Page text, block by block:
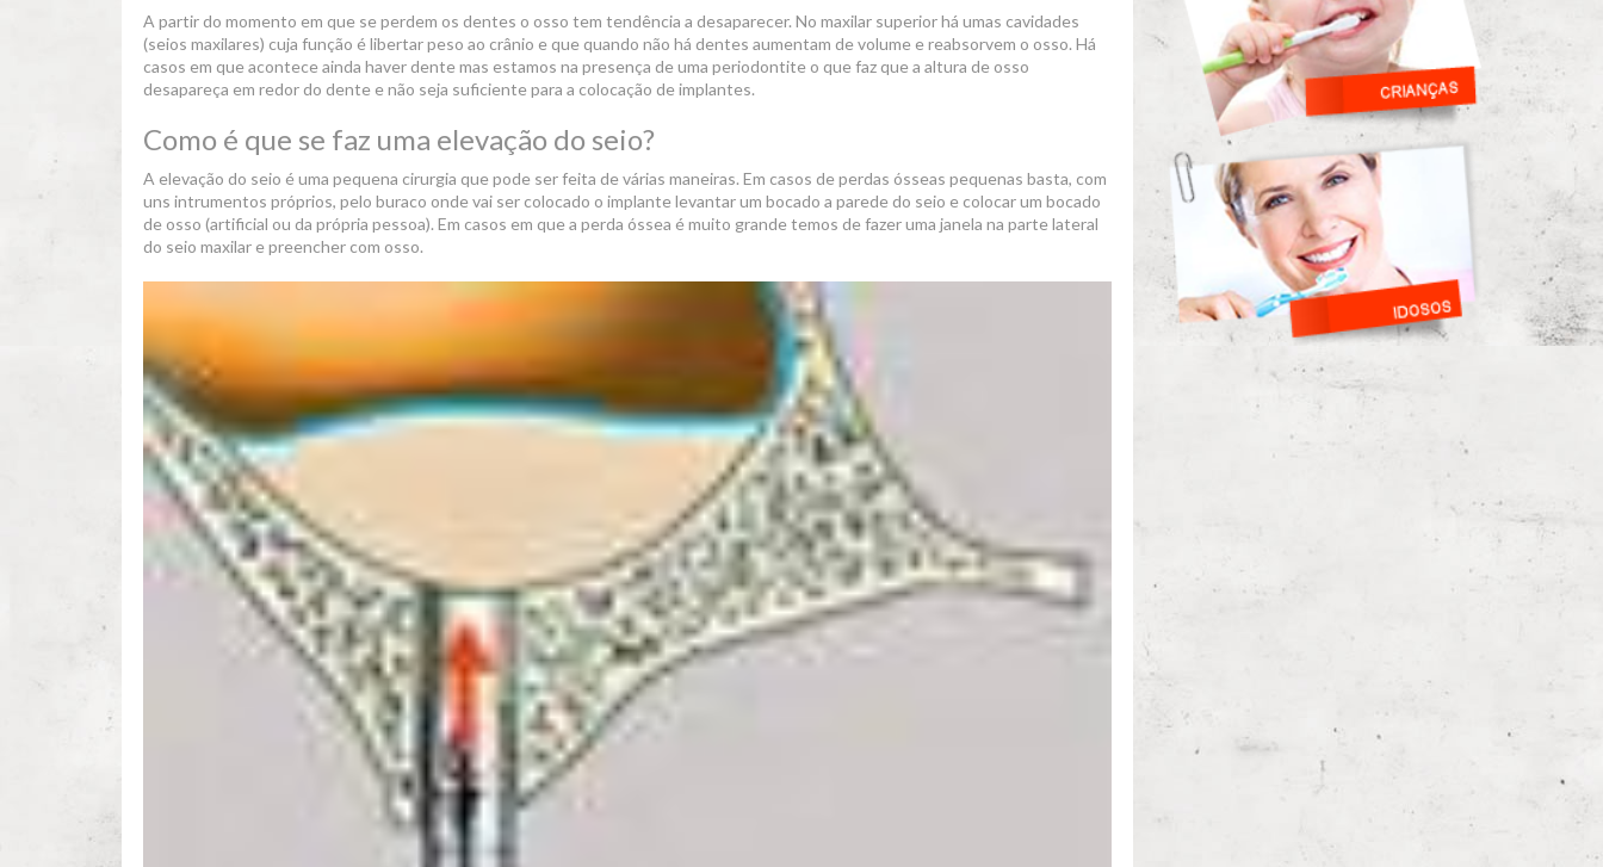
A partir do momento em que se perdem os dentes o osso tem tendência a desaparecer. No maxilar superior há umas cavidades
(seios maxilares) cuja função é libertar peso ao crânio e que quando não há dentes aumentam de volume e reabsorvem o osso. Há
casos em que acontece ainda haver dente mas estamos na presença de uma periodontite o que faz que a altura de osso
desapareça em redor do dente e não seja suficiente para a colocação de implantes.
Como é que se faz uma elevação do seio?
A elevação do seio é uma pequena cirurgia que pode ser feita de várias maneiras. Em casos de perdas ósseas pequenas basta, com
uns intrumentos próprios, pelo buraco onde vai ser colocado o implante levantar um bocado a parede do seio e colocar um bocado
de osso (artificial ou da própria pessoa). Em casos em que a perda óssea é muito grande temos de fazer uma janela na parte lateral
do seio maxilar e preencher com osso.